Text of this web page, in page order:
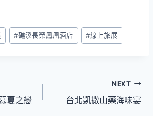
#礁溪長榮鳳凰酒店 #線上旅展
夏之戀
NEXT
台北凱撒山藥海味宴